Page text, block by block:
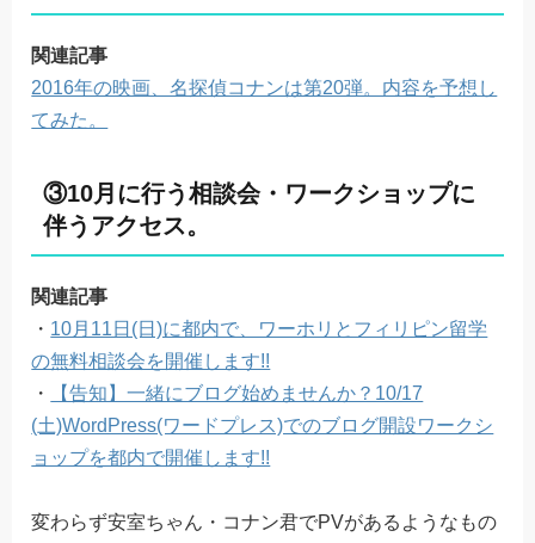
関連記事
2016年の映画、名探偵コナンは第20弾。内容を予想し
てみた。
③10月に行う相談会・ワークショップに
伴うアクセス。
関連記事
・ 10月11日(日)に都内で、ワーホリとフィリピン留学
の無料相談会を開催します!!
・
【告知】一緒にブログ始めませんか？10/17
(土)WordPress(ワードプレス)でのブログ開設ワークシ
ョップを都内で開催します!!
変わらず安室ちゃん・コナン君でPVがあるようなもの